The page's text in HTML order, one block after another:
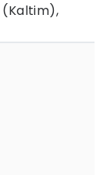
(Kaltim),